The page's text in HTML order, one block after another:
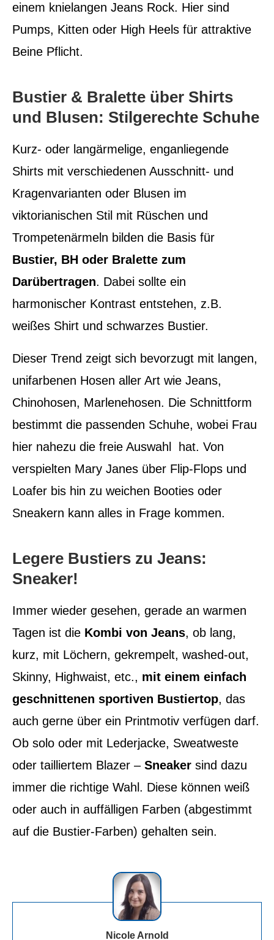
einem knielangen Jeans Rock. Hier sind
Pumps, Kitten oder High Heels für attraktive
Beine Pflicht.
Bustier & Bralette über Shirts
und Blusen: Stilgerechte Schuhe
Kurz- oder langärmelige, enganliegende
Shirts mit verschiedenen Ausschnitt- und
Kragenvarianten oder Blusen im
viktorianischen Stil mit Rüschen und
Trompetenärmeln bilden die Basis für
Bustier, BH oder Bralette zum
Darübertragen. Dabei sollte ein
harmonischer Kontrast entstehen, z.B.
weißes Shirt und schwarzes Bustier.
Dieser Trend zeigt sich bevorzugt mit langen,
unifarbenen Hosen aller Art wie Jeans,
Chinohosen, Marlenehosen. Die Schnittform
bestimmt die passenden Schuhe, wobei Frau
hier nahezu die freie Auswahl hat. Von
verspielten Mary Janes über Flip-Flops und
Loafer bis hin zu weichen Booties oder
Sneakern kann alles in Frage kommen.
Legere Bustiers zu Jeans:
Sneaker!
Immer wieder gesehen, gerade an warmen
Tagen ist die Kombi von Jeans, ob lang,
kurz, mit Löchern, gekrempelt, washed-out,
Skinny, Highwaist, etc., mit einem einfach
geschnittenen sportiven Bustiertop, das
auch gerne über ein Printmotiv verfügen darf.
Ob solo oder mit Lederjacke, Sweatweste
oder tailliertem Blazer – Sneaker sind dazu
immer die richtige Wahl. Diese können weiß
oder auch in auffälligen Farben (abgestimmt
auf die Bustier-Farben) gehalten sein.
Nicole Arnold